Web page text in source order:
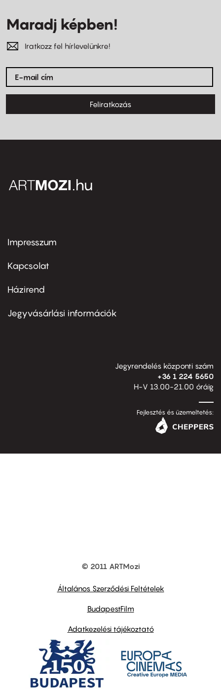
Maradj képben!
Iratkozz fel hírlevelünkre!
Feliratkozás
Footer
first
Impresszum
Kapcsolat
Footer
second
Házirend
Jegyvásárlási információk
Jegyrendelés központi szám
+36 1 224 5650
H-V 13.00-21.00 óráig
Fejlesztés és üzemeltetés:
© 2011 ARTMozi
Általános Szerződési Feltételek
BudapestFilm
Adatkezelési tájékoztató